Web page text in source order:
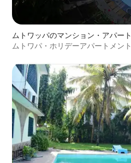
ムトワッパのマンション・アパート
ムトワパ・ホリデーアパートメント